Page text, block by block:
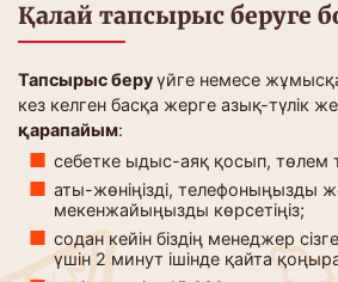
Қалай тапсырыс беруге
Тапсырыс беруүйге немесе
кез келген басқа жерге азық-түлік
қарапайым:
себетке ыдыс-аяқ қосып, төлем
аты-жөніңізді, телефоныңызды
мекенжайыңызды көрсетіңіз;
содан кейін біздің менеджер
үшін 2 минут ішінде қайта